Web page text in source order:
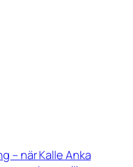
– när Kalle Anka